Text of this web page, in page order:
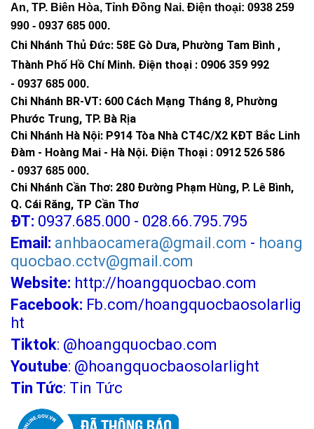
Mua đèn năng lượng mặt trời JD-8840L ở
đâu
Để mua đèn JD-8840L chính hãng, giá tốt quý khách hàng vui
lòng liên hệ:
điểm sau:
An, TP. Biên Hòa, Tỉnh Đồng Nai. Điện thoại: 0938 259
990 - 0937 685 000.
Chi Nhánh Thủ Đức: 58E Gò Dưa, Phường Tam Bình ,
Thành Phố Hồ Chí Minh. Điện thoại : 0906 359 992
- 0937 685 000.
Chi Nhánh BR-VT: 600 Cách Mạng Tháng 8, Phường
Phước Trung, TP. Bà Rịa
Chi Nhánh Hà Nội: P914 Tòa Nhà CT4C/X2 KĐT Bắc Linh
Đàm - Hoàng Mai - Hà Nội. Điện Thoại : 0912 526 586
- 0937 685 000.
Chi Nhánh Cần Thơ: 280 Đường Phạm Hùng, P. Lê Bình,
Q. Cái Răng, TP Cần Thơ
ĐT: 0937.685.000 - 028.66.795.795
Email: anhbaocamera@gmail.com - hoang
quocbao.cctv@gmail.com
Website: http://hoangquocbao.com
Facebook: Fb.com/hoangquocbaosolarlig
ht
Tiktok: @hoangquocbao.com
Youtube: @hoangquocbaosolarlight
Tin Tức: Tin Tức